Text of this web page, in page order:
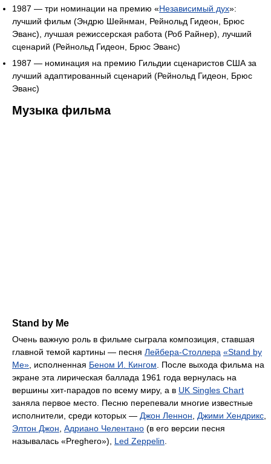
1987 — три номинации на премию «Независимый дух»:
лучший фильм (Эндрю Шейнман, Рейнольд Гидеон, Брюс
Эванс), лучшая режиссерская работа (Роб Райнер), лучший
сценарий (Рейнольд Гидеон, Брюс Эванс)
1987 — номинация на премию Гильдии сценаристов США за
лучший адаптированный сценарий (Рейнольд Гидеон, Брюс
Эванс)
Музыка фильма
Stand by Me
Очень важную роль в фильме сыграла композиция, ставшая
главной темой картины — песня Лейбера-Столлера «Stand by
Me» , исполненная Беном И. Кингом . После выхода фильма на
экране эта лирическая баллада 1961 года вернулась на
вершины хит-парадов по всему миру, а в UK Singles Chart
заняла первое место. Песню перепевали многие известные
исполнители, среди которых — Джон Леннон Джими Хендрикс
Элтон Джон Адриано Челентано (в его версии песня
называлась «Preghero»), Led Zeppelin